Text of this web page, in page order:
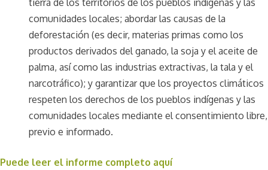
comunidades locales; abordar las causas de la
deforestación (es decir, materias primas como los
productos derivados del ganado, la soja y el aceite de
palma, así como las industrias extractivas, la tala y el
narcotráfico); y garantizar que los proyectos climáticos
respeten los derechos de los pueblos indígenas y las
comunidades locales mediante el consentimiento libre,
previo e informado.
Puede leer el informe completo aquí